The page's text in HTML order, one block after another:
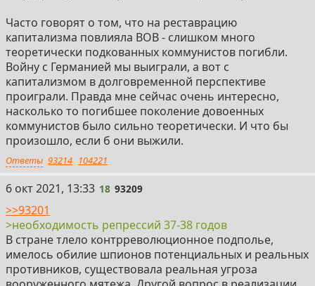
Часто говорят о том, что на реставрацию
капитализма повлияла ВОВ - слишком много
теоретически подкованных коммунистов погибли.
Войну с Германией мы выиграли, а вот с
капитализмом в долговременной перспективе
проиграли. Правда мне сейчас очень интересно,
насколько то погибшее поколение довоенных
коммунистов было сильно теоретически. И что бы
произошло, если б они выжили.
Ответы 93214 104221
18
6 окт 2021, 13:33 18 93209
>>93201
>необходимость репрессий 37-38 годов
В стране тлело контрреволюционное подполье,
имелось обилие шпионов потенциальных и реальных
противников, существовала реальная угроза